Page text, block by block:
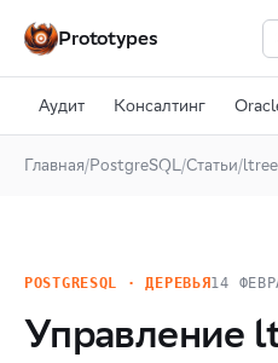
Prototypes
Аудит Консалтинг
Главная/PostgreSQL/Статьи/
POSTGRESQL · ДЕРЕВЬЯ 14
Управление